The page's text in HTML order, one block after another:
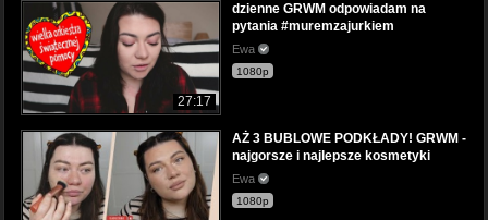
27:17
dzienne GRWM odpowiadam na
pytania #muremzajurkiem
Ewa
1080p
AŻ 3 BUBLOWE PODKŁADY! GRWM -
najgorsze i najlepsze kosmetyki
Ewa
1080p